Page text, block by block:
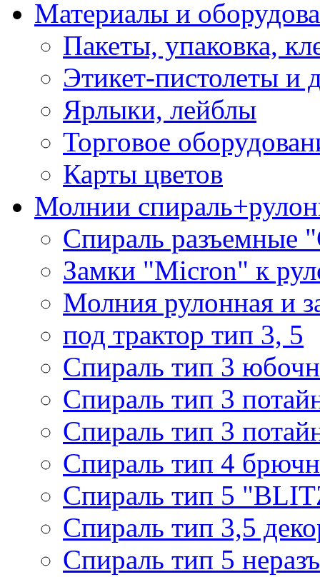
Материалы и
Пакеты, упаковка,
Этикет-пистолеты и
Ярлыки, лейблы
Торговое
Карты цветов
Молнии
Спираль разъемные
Замки "Micron" к
Молния рулонная и
под трактор тип 3, 5
Спираль тип 3
Спираль тип 3
Спираль тип 3
Спираль тип 4
Спираль тип 5
Спираль тип 3,5
Спираль тип 5